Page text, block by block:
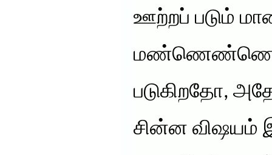
ஊற்றப் படும்
மண்ணெண்ணெய்
படுகிறதோ,
சின்ன விஷயம்